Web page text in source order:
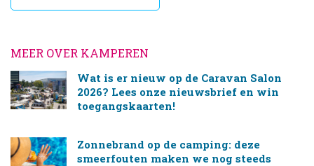
MEER OVER KAMPEREN
Wat is er nieuw op de Caravan Salon
2026? Lees onze nieuwsbrief en win
toegangskaarten!
Zonnebrand op de camping: deze
smeerfouten maken we nog steeds